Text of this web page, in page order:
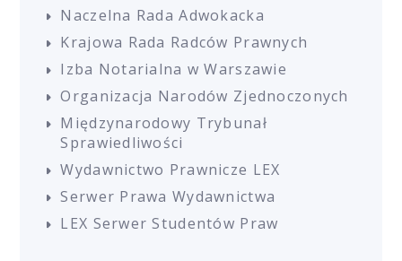
Naczelna Rada Adwokacka
Krajowa Rada Radców Prawnych
Izba Notarialna w Warszawie
Organizacja Narodów Zjednoczonych
Międzynarodowy Trybunał
Sprawiedliwości
Wydawnictwo Prawnicze LEX
Serwer Prawa Wydawnictwa
LEX Serwer Studentów Praw